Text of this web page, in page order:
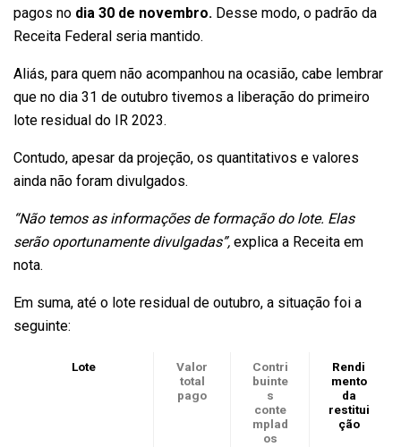
pagos no dia 30 de novembro. Desse modo, o padrão da
Receita Federal seria mantido.
Aliás, para quem não acompanhou na ocasião, cabe lembrar
que no dia 31 de outubro tivemos a liberação do primeiro
lote residual do IR 2023.
Contudo, apesar da projeção, os quantitativos e valores
ainda não foram divulgados.
“Não temos as informações de formação do lote. Elas
serão oportunamente divulgadas”, explica a Receita em
nota.
Em suma, até o lote residual de outubro, a situação foi a
seguinte:
Lote
Valor
total
pago
Contri
buinte
s
conte
mplad
os
Rendi
mento
da
restitui
ção